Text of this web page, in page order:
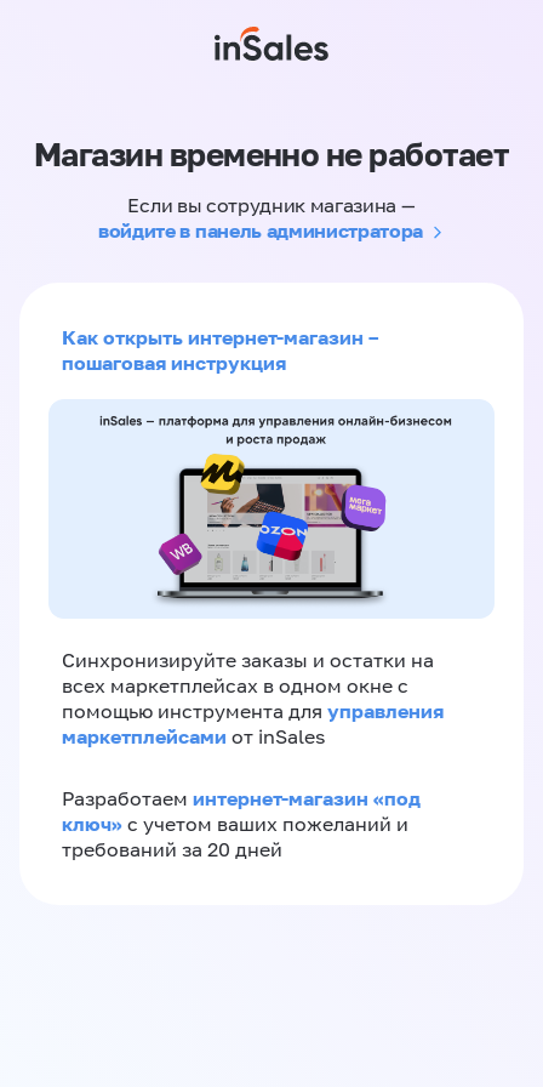
Магазин временно не работает
Если вы сотрудник магазина —
войдите в панель администратора
Как открыть интернет-магазин –
пошаговая инструкция
Синхронизируйте заказы и остатки на
всех маркетплейсах в одном окне с
помощью инструмента для управления
маркетплейсами от inSales
Разработаем интернет-магазин «‎под
ключ»‎ с учетом ваших пожеланий и
требований за 20 дней